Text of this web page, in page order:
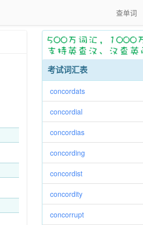
查单词
考试词汇表
concordats
concordial
concordias
concording
concordist
concordity
concorrupt